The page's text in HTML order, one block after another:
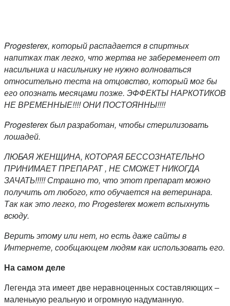
Progesterex, который распадается в спиртных
напитках так легко, что жертва не забеременеет от
насильника и насильнику не нужно волноваться
относительно теста на отцовство, который мог бы
его опознать месяцами позже. ЭФФЕКТЫ НАРКОТИКОВ
НЕ ВРЕМЕННЫЕ!!!! ОНИ ПОСТОЯННЫ!!!!
Progesterex был разработан, чтобы стерилизовать
лошадей.
ЛЮБАЯ ЖЕНЩИНА, КОТОРАЯ БЕССОЗНАТЕЛЬНО
ПРИНИМАЕТ ПРЕПАРАТ , НЕ СМОЖЕТ НИКОГДА
ЗАЧАТЬ!!!!! Страшно то, что этот препарат можно
получить от любого, кто обучается на ветеринара.
Так как это легко, то Progesterex может вспыхнуть
всюду.
Верить этому или нет, но есть даже сайты в
Интернете, сообщающем людям как использовать его.
На самом деле
Легенда эта имеет две неравноценных составляющих –
маленькую реальную и огромную надуманную.